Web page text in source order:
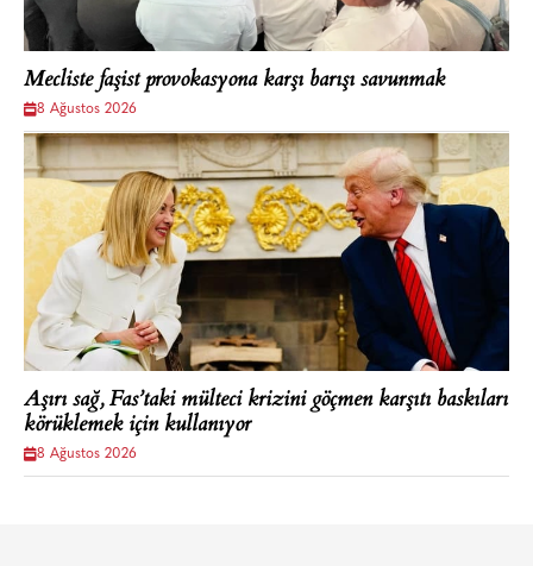
Mecliste faşist provokasyona karşı barışı savunmak
8 Ağustos 2026
Aşırı sağ, Fas’taki mülteci krizini göçmen karşıtı baskıları
körüklemek için kullanıyor
8 Ağustos 2026